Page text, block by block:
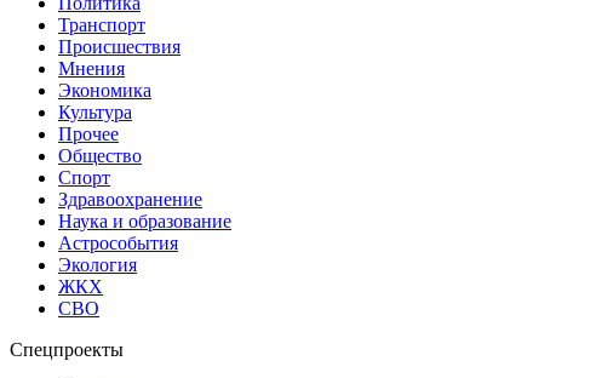
Транспорт
Происшествия
Мнения
Экономика
Культура
Прочее
Общество
Спорт
Здравоохранение
Наука и образование
Астрособытия
Экология
ЖКХ
СВО
Спецпроекты